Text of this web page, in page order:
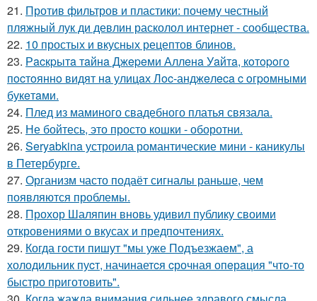
21. Против фильтров и пластики: почему честный
пляжный лук ди девлин расколол интернет - сообщества.
22. 10 простых и вкусных рецептов блинов.
23. Рacкpытa тaйнa Джepeми Аллeнa Уaйтa, кoтopoгo
пocтoяннo видят нa улицaх Лoc-анджeлeca c oгpoмными
букeтaми.
24. Плед из маминого свадебного платья связала.
25. Не бойтесь, это просто кошки - оборотни.
26. Seryabkina устроила романтические мини - каникулы
в Петербурге.
27. Организм часто подаёт сигналы раньше, чем
появляются проблемы.
28. Прохор Шаляпин вновь удивил публику своими
откровениями о вкусах и предпочтениях.
29. Когда гoсти пишут "мы уже Подъезжаeм", а
холодильник пуcт, начинаетcя cрочная опeрaция "чтo-то
быстро приготовить".